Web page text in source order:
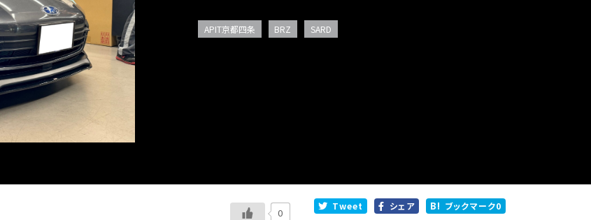
APIT京都四条 BRZ SARD
0
Tweet シェア ブックマーク0